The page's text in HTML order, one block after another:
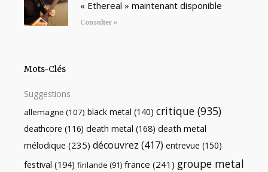
« Ethereal » maintenant disponible
Consulter »
Mots-Clés
Suggestions
allemagne (107) black metal (140) critique (935)
deathcore (116) death metal (168) death metal
mélodique (235) découvrez (417) entrevue (150)
festival (194) finlande (91) france (241) groupe metal